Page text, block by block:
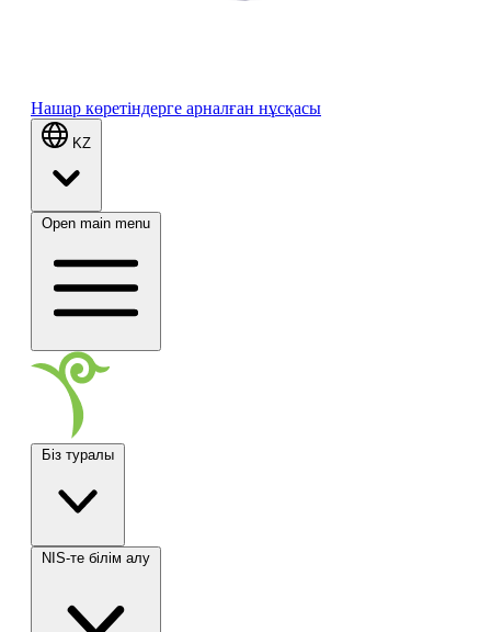
Нашар көретіндерге арналған нұсқасы
KZ
Open main menu
Біз туралы
NIS-те білім алу